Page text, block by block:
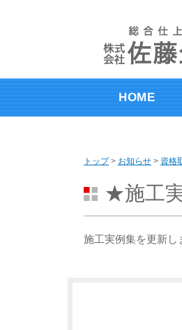
HOME
トップ> お知らせ > 資格
★施工
施工実例集を更新し